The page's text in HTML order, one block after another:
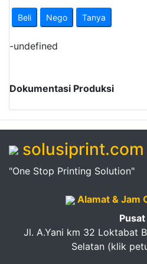
Pendapatan
Fee
Password
Logout
Beli Nego Tanya
-undefined
Dokumentasi Produksi
solusiprint.com
"One Stop Printing Solution"
Alamat & Jam
Pusat
Jl. A.Yani km 32 Loktabat
Selatan (klik